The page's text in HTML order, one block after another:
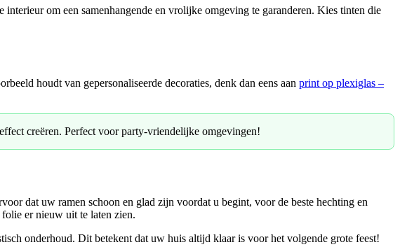
om een samenhangende en vrolijke omgeving te garanderen. Kies tinten die
houdt van gepersonaliseerde decoraties, denk dan eens aan print op plexiglas –
creëren. Perfect voor party-vriendelijke omgevingen!
dat uw ramen schoon en glad zijn voordat u begint, voor de beste hechting en
er nieuw uit te laten zien.
onderhoud. Dit betekent dat uw huis altijd klaar is voor het volgende grote feest!